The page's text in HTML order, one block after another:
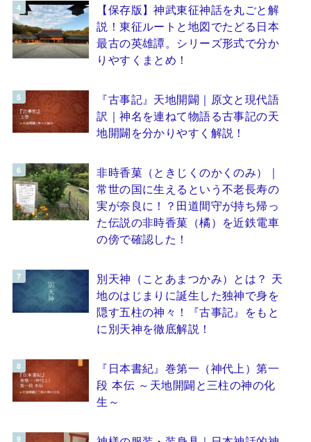
【保存版】神武東征神話を丸ごと解
説！東征ルートと地図でたどる日本
最古の英雄譚。シリーズ形式で分か
りやすくまとめ！
『古事記』天地開闢｜原文と現代語
訳｜神名を連ねて物語る古事記の天
地開闢を分かりやすく解説！
非時香菓（ときじくのかくのみ）｜
常世の国に生えるという不老長寿の
実が奈良に！？田道間守が持ち帰っ
た伝説の非時香菓（橘）を近鉄電車
の傍で確認した！
別天神（ことあまつかみ）とは？ 天
地のはじまりに誕生した独神で身を
隠す五柱の神々！『古事記』をもと
に別天神を徹底解説！
『日本書紀』巻第一（神代上）第一
段 本伝 ～天地開闢と三柱の神の化
生～